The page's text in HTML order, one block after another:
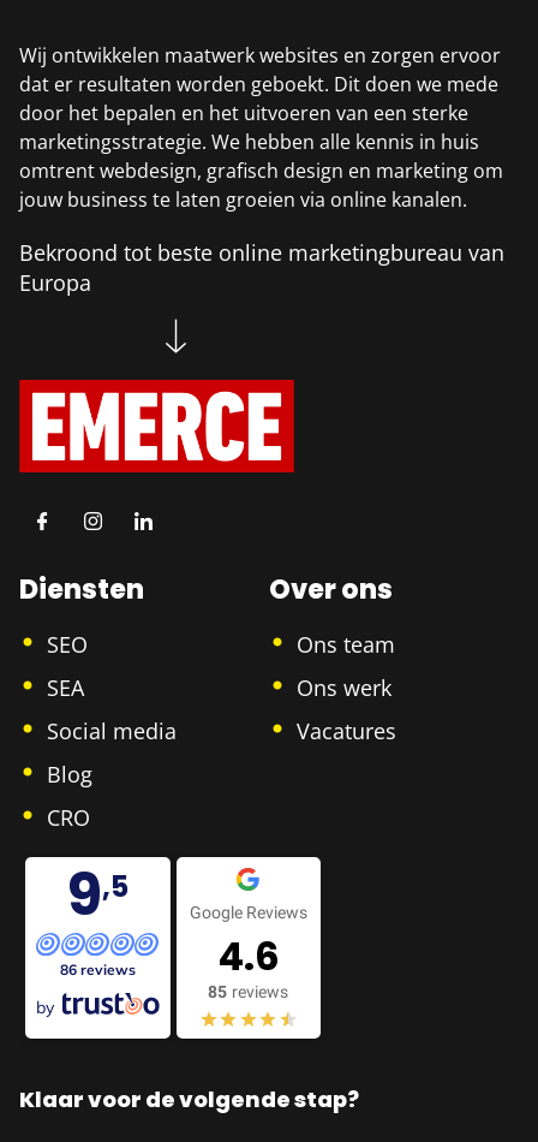
Wij ontwikkelen maatwerk websites en zorgen ervoor
dat er resultaten worden geboekt. Dit doen we mede
door het bepalen en het uitvoeren van een sterke
marketingsstrategie. We hebben alle kennis in huis
omtrent webdesign, grafisch design en marketing om
jouw business te laten groeien via online kanalen.
Bekroond tot beste online marketingbureau van
Europa
Diensten
SEO
SEA
Social media
Blog
CRO
9,5
86 reviews
by
Google Reviews
4.6
85 reviews
Over ons
Ons team
Ons werk
Vacatures
Klaar voor de volgende stap?